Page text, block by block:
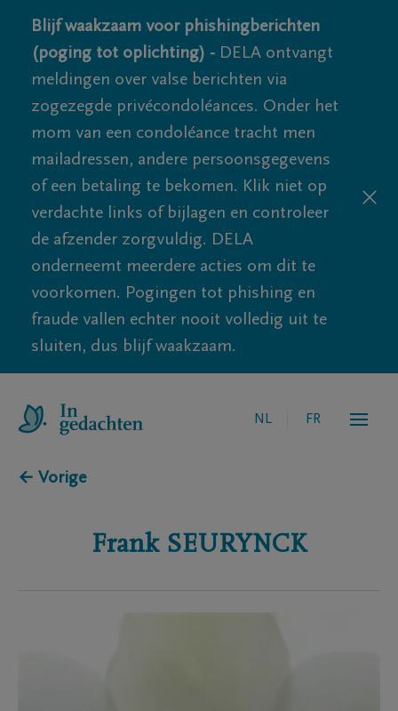
Blijf waakzaam voor phishingberichten
(poging tot oplichting) - DELA ontvangt
meldingen over valse berichten via
zogezegde privécondoléances. Onder het
mom van een condoléance tracht men
mailadressen, andere persoonsgegevens
of een betaling te bekomen. Klik niet op
verdachte links of bijlagen en controleer
de afzender zorgvuldig. DELA
onderneemt meerdere acties om dit te
voorkomen. Pogingen tot phishing en
fraude vallen echter nooit volledig uit te
sluiten, dus blijf waakzaam.
NL FR
← Vorige
Frank SEURYNCK